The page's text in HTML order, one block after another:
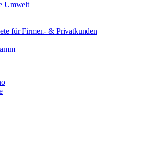
Umwelt
für Firmen- & Privatkunden